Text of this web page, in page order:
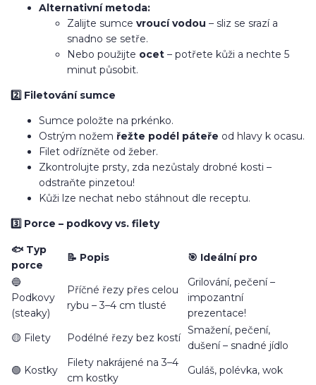
Alternativní metoda:
Zalijte sumce vroucí vodou – sliz se srazí a
snadno se setře.
Nebo použijte ocet – potřete kůži a nechte 5
minut působit.
2️⃣ Filetování sumce
Sumce položte na prkénko.
Ostrým nožem řežte podél páteře od hlavy k ocasu.
Filet odřízněte od žeber.
Zkontrolujte prsty, zda nezůstaly drobné kosti –
odstraňte pinzetou!
Kůži lze nechat nebo stáhnout dle receptu.
3️⃣ Porce – podkovy vs. filety
🐟 Typ
porce
📝 Popis
🎯 Ideální pro
🔵
Podkovy
(steaky)
Příčné řezy přes celou
rybu – 3–4 cm tlusté
Grilování, pečení –
impozantní
prezentace!
🟡 Filety
Podélné řezy bez kostí
Smažení, pečení,
dušení – snadné jídlo
🟢 Kostky
Filety nakrájené na 3–4
cm kostky
Guláš, polévka, wok